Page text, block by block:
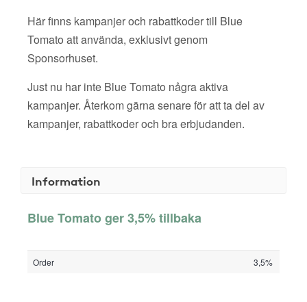
Här finns kampanjer och rabattkoder till Blue
Tomato att använda, exklusivt genom
Sponsorhuset.
Just nu har inte Blue Tomato några aktiva
kampanjer. Återkom gärna senare för att ta del av
kampanjer, rabattkoder och bra erbjudanden.
Information
Blue Tomato ger 3,5% tillbaka
Order 3,5%